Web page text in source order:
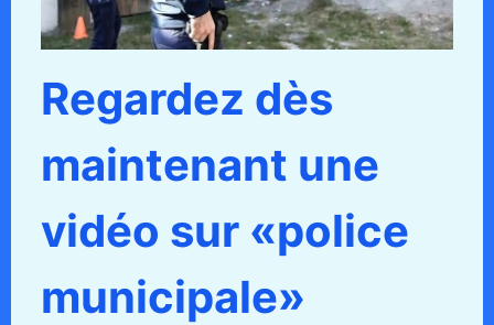
Regardez dès
maintenant une
vidéo sur «police
municipale»